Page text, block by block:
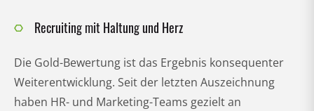
Recruiting mit Haltung und Herz
Die Gold-Bewertung ist das Ergebnis konsequenter
Weiterentwicklung. Seit der letzten Auszeichnung
haben HR- und Marketing-Teams gezielt an